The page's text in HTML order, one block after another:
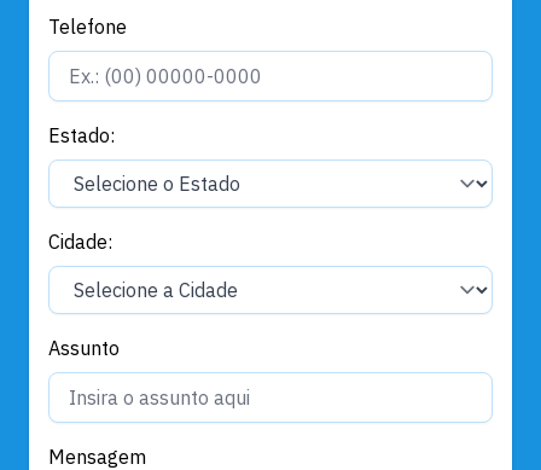
Telefone
Estado:
Cidade:
Assunto
Mensagem